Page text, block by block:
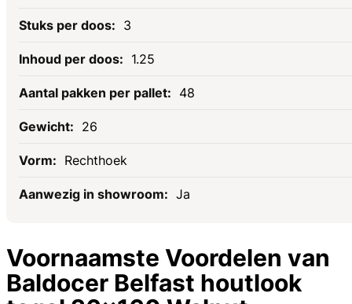
3
1.25
48
26
Rechthoek
Ja
Voornaamste Voordelen van
Baldocer Belfast houtlook